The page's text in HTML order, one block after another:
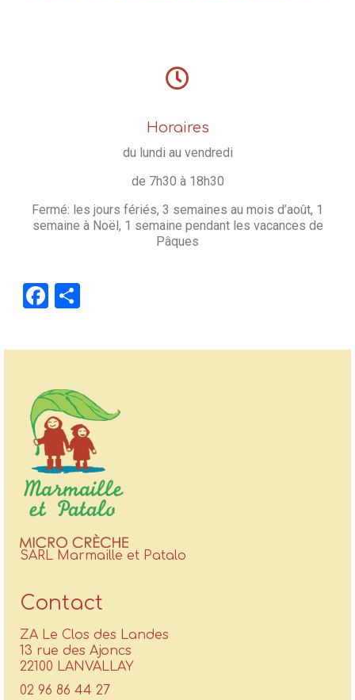
Horaires
du lundi au vendredi
de 7h30 à 18h30
Fermé: les jours fériés, 3 semaines au mois d’août, 1
semaine à Noël, 1 semaine pendant les vacances de
Pâques
Facebook
SARL Marmaille et Patalo
Contact
ZA Le Clos des Landes
13 rue des Ajoncs
22100 LANVALLAY
02 96 86 44 27